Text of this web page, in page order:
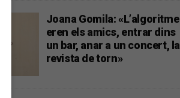
Joana Gomila: «L’algoritme
eren els amics, entrar dins
un bar, anar a un concert, la
revista de torn»